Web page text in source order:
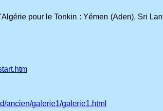
pour le Tonkin : Yémen (Aden), Sri
ancien/galerie1/galerie1.html